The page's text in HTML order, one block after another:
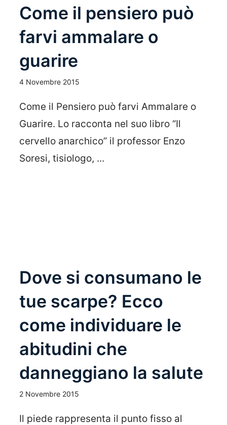
Come il pensiero può
farvi ammalare o
guarire
4 Novembre 2015
Come il Pensiero può farvi Ammalare o
Guarire. Lo racconta nel suo libro “Il
cervello anarchico” il professor Enzo
Soresi, tisiologo, ...
Dove si consumano le
tue scarpe? Ecco
come individuare le
abitudini che
danneggiano la salute
2 Novembre 2015
Il piede rappresenta il punto fisso al